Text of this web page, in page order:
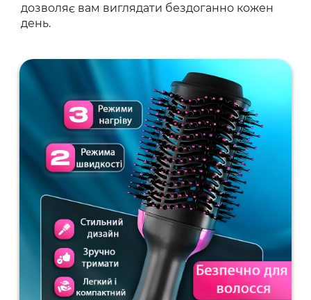
дозволяє вам виглядати бездоганно кожен
день.